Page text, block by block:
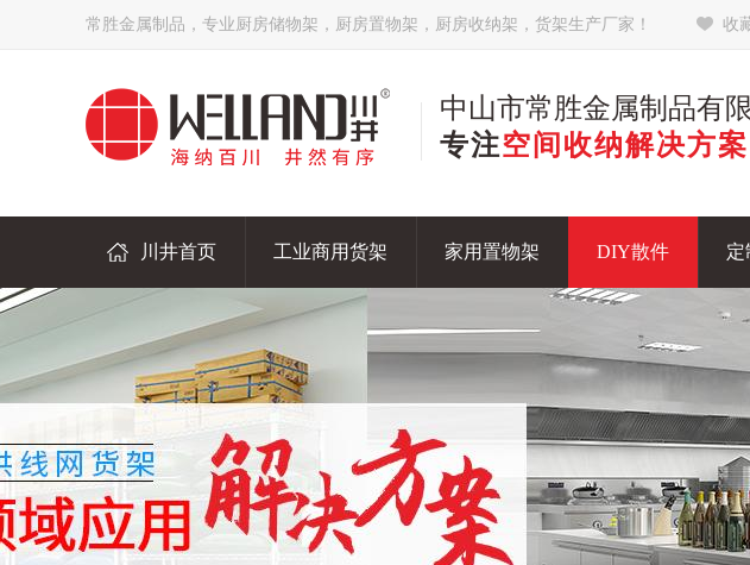
收
常胜金属制品，专业厨房储物架，厨房置物架，厨房收纳架，货架生产厂家！
中山市常胜金属制品有
专注空间收纳解决方案
川井首页 工业商用货架 家用置物架 DIY散件 定